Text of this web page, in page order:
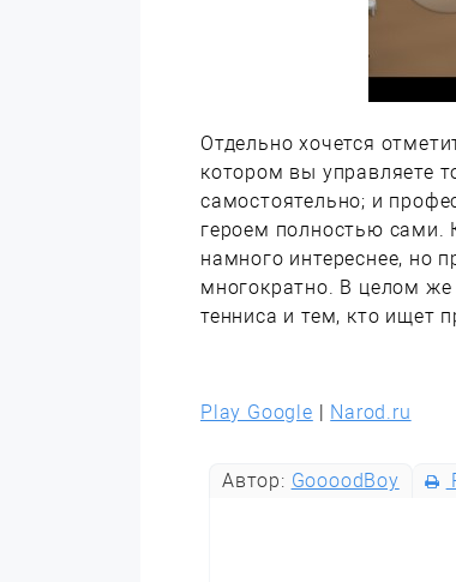
Отдельно хочется
котором вы управляете
самостоятельно; и
героем полностью сами.
намного интереснее, но
многократно. В целом
тенниса и тем, кто ищет
Play Google | Narod.ru
Автор: GoooodBoy